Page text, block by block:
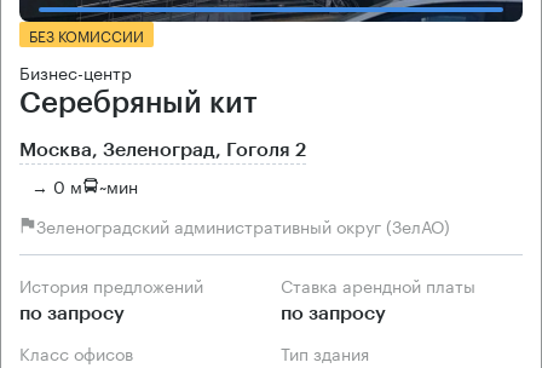
БЕЗ КОМИССИИ
Бизнес-центр
Серебряный кит
Москва, Зеленоград, Гоголя 2
→ 0 м ~мин
Зеленоградский административный округ (ЗелАО)
История предложений
по запросу
Ставка арендной платы
по запросу
Класс офисов Тип здания